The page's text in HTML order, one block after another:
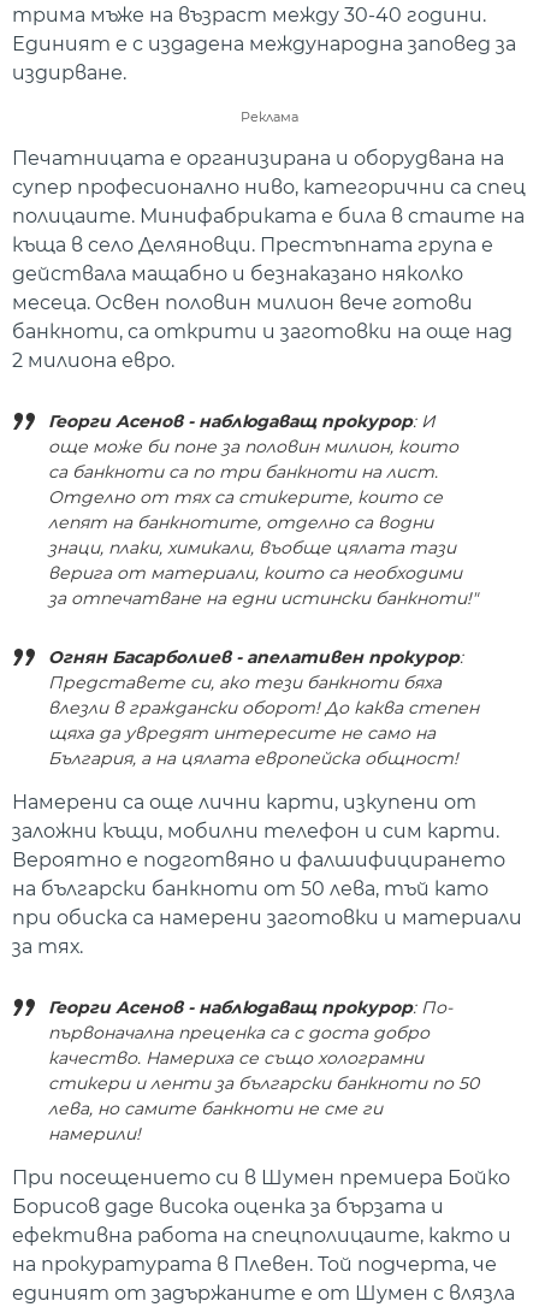
трима мъже на възраст между 30-40 години.
Единият е с издадена международна заповед за
издирване.
Реклама
Печатницата е организирана и оборудвана на
супер професионално ниво, категорични са спец
полицаите. Минифабриката е била в стаите на
къща в село Деляновци. Престъпната група е
действала мащабно и безнаказано няколко
месеца. Освен половин милион вече готови
банкноти, са открити и заготовки на още над
2 милиона евро.
Георги Асенов - наблюдаващ прокурор: И
още може би поне за половин милион, които
са банкноти са по три банкноти на лист.
Отделно от тях са стикерите, които се
лепят на банкнотите, отделно са водни
знаци, плаки, химикали, въобще цялата тази
верига от материали, които са необходими
за отпечатване на едни истински банкноти!"
Огнян Басарболиев - апелативен прокурор:
Представете си, ако тези банкноти бяха
влезли в граждански оборот! До каква степен
щяха да увредят интересите не само на
България, а на цялата европейска общност!
Намерени са още лични карти, изкупени от
заложни къщи, мобилни телефон и сим карти.
Вероятно е подготвяно и фалшифицирането
на български банкноти от 50 лева, тъй като
при обиска са намерени заготовки и материали
за тях.
Георги Асенов - наблюдаващ прокурор: По-
първоначална преценка са с доста добро
качество. Намериха се също холограмни
стикери и ленти за български банкноти по 50
лева, но самите банкноти не сме ги
намерили!
При посещението си в Шумен премиера Бойко
Борисов даде висока оценка за бързата и
ефективна работа на спецполицаите, както и
на прокуратурата в Плевен. Той подчерта, че
единият от задържаните е от Шумен с влязла